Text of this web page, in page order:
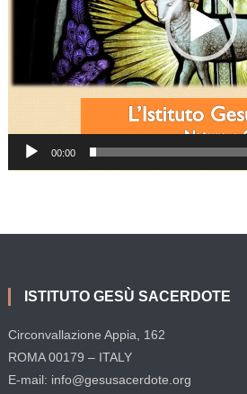
00:00
ISTITUTO GESÙ SACERDOTE
Circonvallazione Appia, 162
ROMA 00179 – ITALY
E-mail: info@gesusacerdote.org